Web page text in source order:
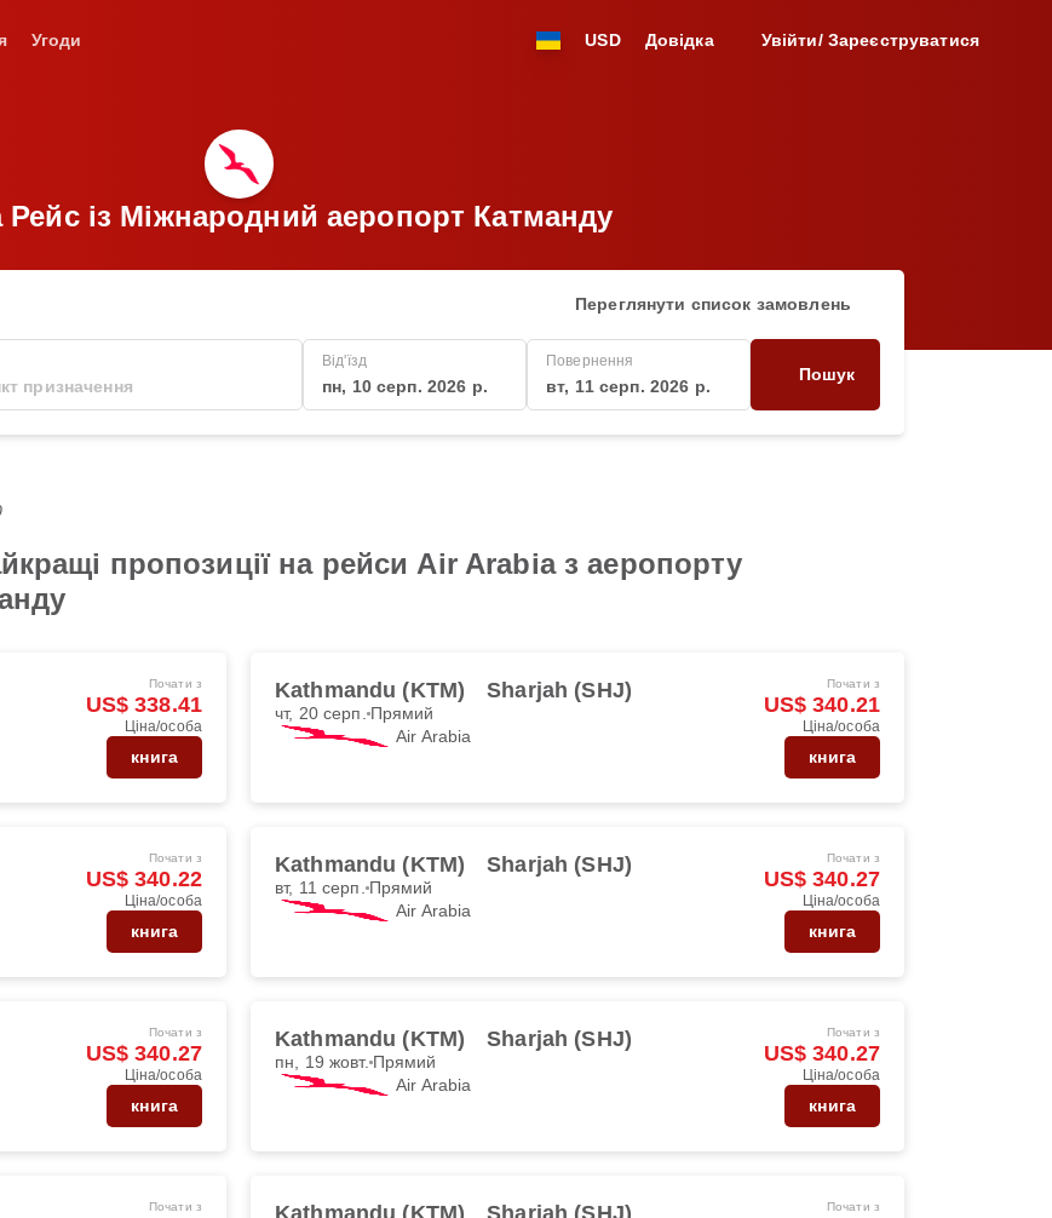
Угоди USD Довідка Увійти/ Зареєструватися
Рейс із Міжнародний аеропорт Катманду
Переглянути список замовлень
Від'їзд
пн, 10 серп. 2026 р.
Повернення
вт, 11 серп. 2026 р.
Пошук
пропозиції на рейси Air Arabia з аеропорту
Почати з
US$ 338.41
Ціна/особа
книга
Kathmandu (KTM) Sharjah (SHJ)
чт, 20 серп. Прямий
Air Arabia
Почати з
US$ 340.21
Ціна/особа
книга
Почати з
US$ 340.22
Ціна/особа
книга
Kathmandu (KTM) Sharjah (SHJ)
вт, 11 серп. Прямий
Air Arabia
Почати з
US$ 340.27
Ціна/особа
книга
Почати з
US$ 340.27
Ціна/особа
книга
Kathmandu (KTM) Sharjah (SHJ)
пн, 19 жовт. Прямий
Air Arabia
Почати з
US$ 340.27
Ціна/особа
книга
Почати з Kathmandu (KTM) Sharjah (SHJ) Почати з